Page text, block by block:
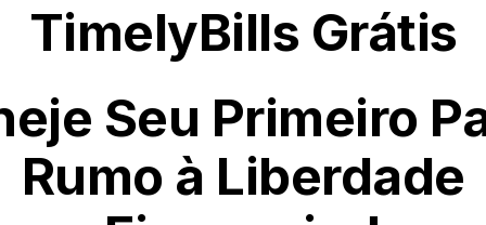
TimelyBills Grátis
Seu Primeiro
Rumo à Liberdade